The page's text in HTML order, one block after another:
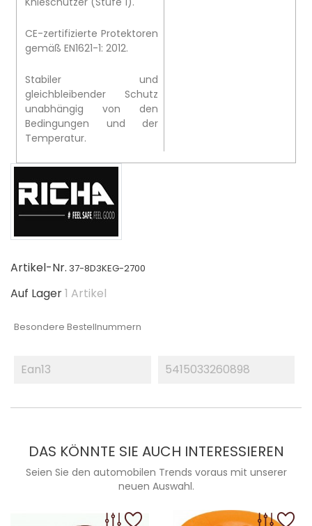
CE-zertifizierte Protektoren
gemäß EN1621-1: 2012.
Stabiler und
gleichbleibender Schutz
unabhängig von den
Bedingungen und der
Temperatur.
Artikel-Nr. 37-8D3KEG-2700
Auf Lager1 Artikel
Besondere Bestellnummern
Ean13 5415033260898
DAS KÖNNTE SIE AUCH INTERESSIEREN
Seien Sie den automobilen Trends voraus mit unserer
neuen Auswahl.